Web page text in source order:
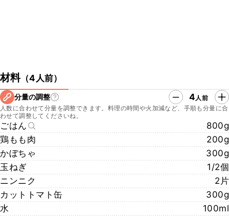
材料（4人前）
分量の調整 4人前
人数に合わせて分量を調整できます。料理の時間や火加減など、手順も分量に合
わせて調整してくださいね。
ごはん
800g
鶏もも肉
200g
かぼちゃ
300g
玉ねぎ
1/2個
ニンニク
2片
カットトマト缶
300g
水
100ml